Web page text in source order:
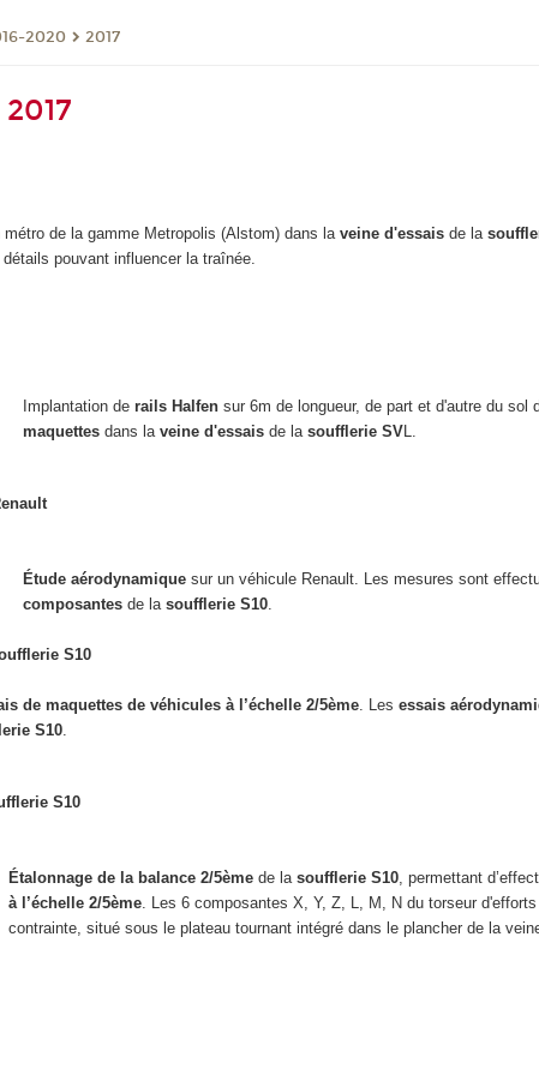
2020 2017
métro de la gamme Metropolis (Alstom) dans laveine d'essais de la
pouvant influencer la traînée.
Implantation de rails Halfen sur 6m de longueur, de part et d'autre du
maquettesdans la veine d'essaisde la soufflerie SVL.
Étude aérodynamiquesur un véhicule Renault. Les mesures sont
composantesde la soufflerie S10.
S10
de maquettes de véhicules à l’échelle 2/5ème . Les essais
S10
S10
Étalonnage de la balance 2/5ème de lasoufflerie S10 , permettant
à l’échelle 2/5ème . Les 6 composantes X, Y, Z, L, M, N du torseur
contrainte, situé sous le plateau tournant intégré dans le plancher de la veine